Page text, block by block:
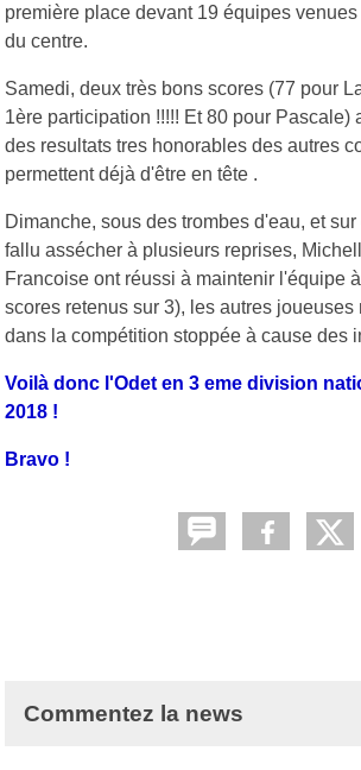
première place devant 19 équipes
du centre.
Samedi, deux très bons scores (77 pour
1ère participation !!!!! Et 80 pour Pascale)
des resultats tres honorables des autres
permettent déjà d'être en tête .
Dimanche, sous des trombes d'eau, et
fallu assécher à plusieurs reprises,
Francoise ont réussi à maintenir l'équipe
scores retenus sur 3), les autres joueuses
dans la compétition stoppée à cause des
Voilà donc l'Odet en 3 eme division
2018 !
Bravo !
Commentez la news